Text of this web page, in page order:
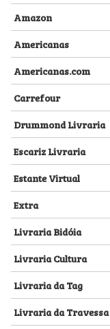
Amazon
Americanas
Americanas.com
Carrefour
Drummond Livraria
Escariz Livraria
Estante Virtual
Extra
Livraria Bidóia
Livraria Cultura
Livraria da Tag
Livraria da Travessa